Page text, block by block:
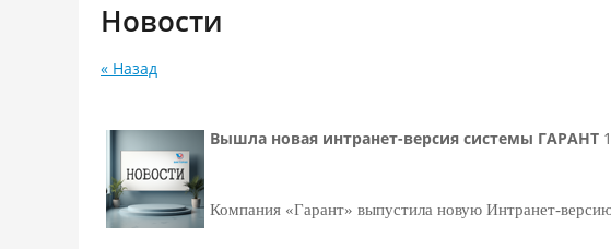
Новости
« Назад
Вышла новая интранет-версия системы ГАРАНТ
Компания «Гарант» выпустила новую Интранет-